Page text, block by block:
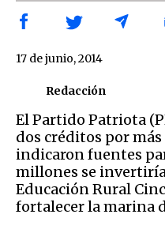
Redacción
17 de junio, 2014
El Partido Patriota
dos créditos por
indicaron fuentes
millones se
Educación Rural
fortalecer la marina